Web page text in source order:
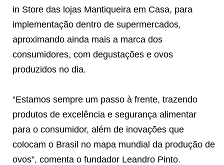
in Store das lojas Mantiqueira em Casa, para
implementação dentro de supermercados,
aproximando ainda mais a marca dos
consumidores, com degustações e ovos
produzidos no dia.
“Estamos sempre um passo à frente, trazendo
produtos de excelência e segurança alimentar
para o consumidor, além de inovações que
colocam o Brasil no mapa mundial da produção de
ovos”, comenta o fundador Leandro Pinto.